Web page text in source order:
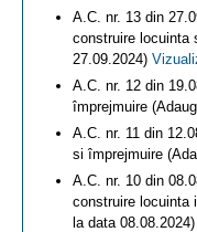
A.C. nr. 13 din
construire locuinta
27.09.2024)
A.C. nr. 12 din
împrejmuire
A.C. nr. 11 din
si împrejmuire
A.C. nr. 10 din
construire locuinta
la data 08.08.2024)